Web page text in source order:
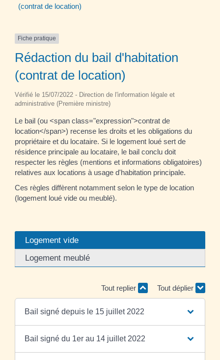
(contrat de location)
Fiche pratique
Rédaction du bail d'habitation
(contrat de location)
Vérifié le 15/07/2022 - Direction de l'information légale et
administrative (Première ministre)
Le bail (ou <span class="expression">contrat de
location</span>) recense les droits et les obligations du
propriétaire et du locataire. Si le logement loué sert de
résidence principale au locataire, le bail conclu doit
respecter les règles (mentions et informations obligatoires)
relatives aux locations à usage d'habitation principale.
Ces règles diffèrent notamment selon le type de location
(logement loué vide ou meublé).
Logement vide
Logement meublé
Tout replier Tout déplier
Bail signé depuis le 15 juillet 2022
Bail signé du 1er au 14 juillet 2022